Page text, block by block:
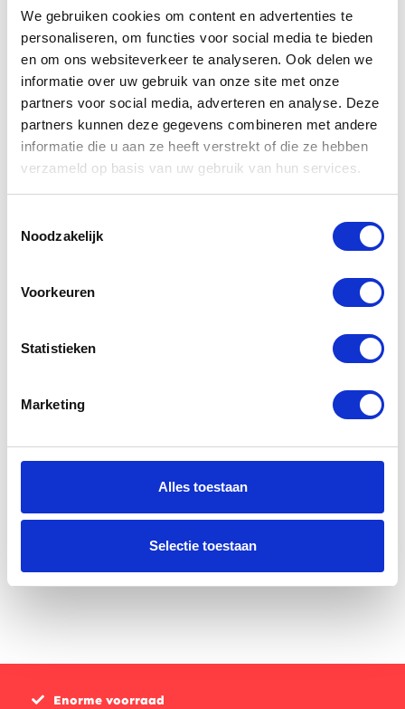
We gebruiken cookies om content en advertenties te
personaliseren, om functies voor social media te bieden
en om ons websiteverkeer te analyseren. Ook delen we
informatie over uw gebruik van onze site met onze
partners voor social media, adverteren en analyse. Deze
partners kunnen deze gegevens combineren met andere
informatie die u aan ze heeft verstrekt of die ze hebben
verzameld op basis van uw gebruik van hun services.
Noodzakelijk
Voorkeuren
Statistieken
Marketing
Alles toestaan
Selectie toestaan
Yamaha Quick
Shift Kit
Tracer9
Yamaha MT
07 2021 USB
lader
07 Mini
85,00
07 2021 Mini
Enorme voorraad